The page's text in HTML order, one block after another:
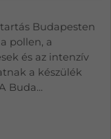
Budapesten
pollen, a
és az intenzív
a készülék
Buda...